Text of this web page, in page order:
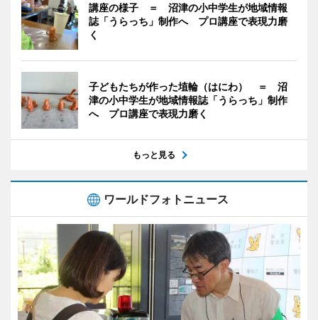
講座の様子 ＝ 沼津の小中学生が地域情報
誌「うらっち」制作へ プロ講座で表現力磨
く
子どもたちが作った埴輪（はにわ） ＝ 沼
津の小中学生が地域情報誌「うらっち」制作
へ プロ講座で表現力磨く
もっと見る
ワールドフォトニュース